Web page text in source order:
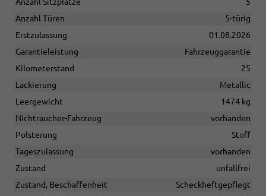
Anzahl Sitzplätze
5
Anzahl Türen
5-türig
Erstzulassung
01.08.2026
Garantieleistung
Fahrzeuggarantie
Kilometerstand
25
Lackierung
Metallic
Leergewicht
1474 kg
Nichtraucher-Fahrzeug
vorhanden
Polsterung
Stoff
Tageszulassung
vorhanden
Zustand
unfallfrei
Zustand, Beschaffenheit
Scheckheftgepflegt